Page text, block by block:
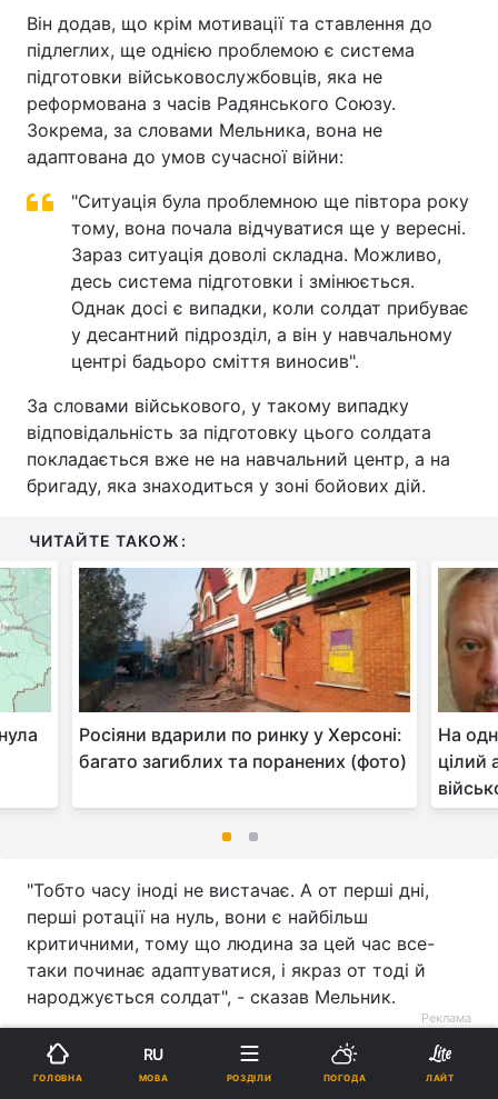
Він додав, що крім мотивації та ставлення до
підлеглих, ще однією проблемою є система
підготовки військовослужбовців, яка не
реформована з часів Радянського Союзу.
Зокрема, за словами Мельника, вона не
адаптована до умов сучасної війни:
"Ситуація була проблемною ще півтора року
тому, вона почала відчуватися ще у вересні.
Зараз ситуація доволі складна. Можливо,
десь система підготовки і змінюється.
Однак досі є випадки, коли солдат прибуває
у десантний підрозділ, а він у навчальному
центрі бадьоро сміття виносив".
За словами військового, у такому випадку
відповідальність за підготовку цього солдата
покладається вже не на навчальний центр, а на
бригаду, яка знаходиться у зоні бойових дій.
ЧИТАЙТЕ ТАКОЖ:
Росіяни вдарили по ринку у Херсоні:
багато загиблих та поранених (фото)
На
цілий
"Тобто часу іноді не вистачає. А от перші дні,
перші ротації на нуль, вони є найбільш
критичними, тому що людина за цей час все-
таки починає адаптуватися, і якраз от тоді й
народжується солдат", - сказав Мельник.
Реклама
ГОЛОВНА
RU
МОВА РОЗДІЛИ ПОГОДА ЛАЙТ